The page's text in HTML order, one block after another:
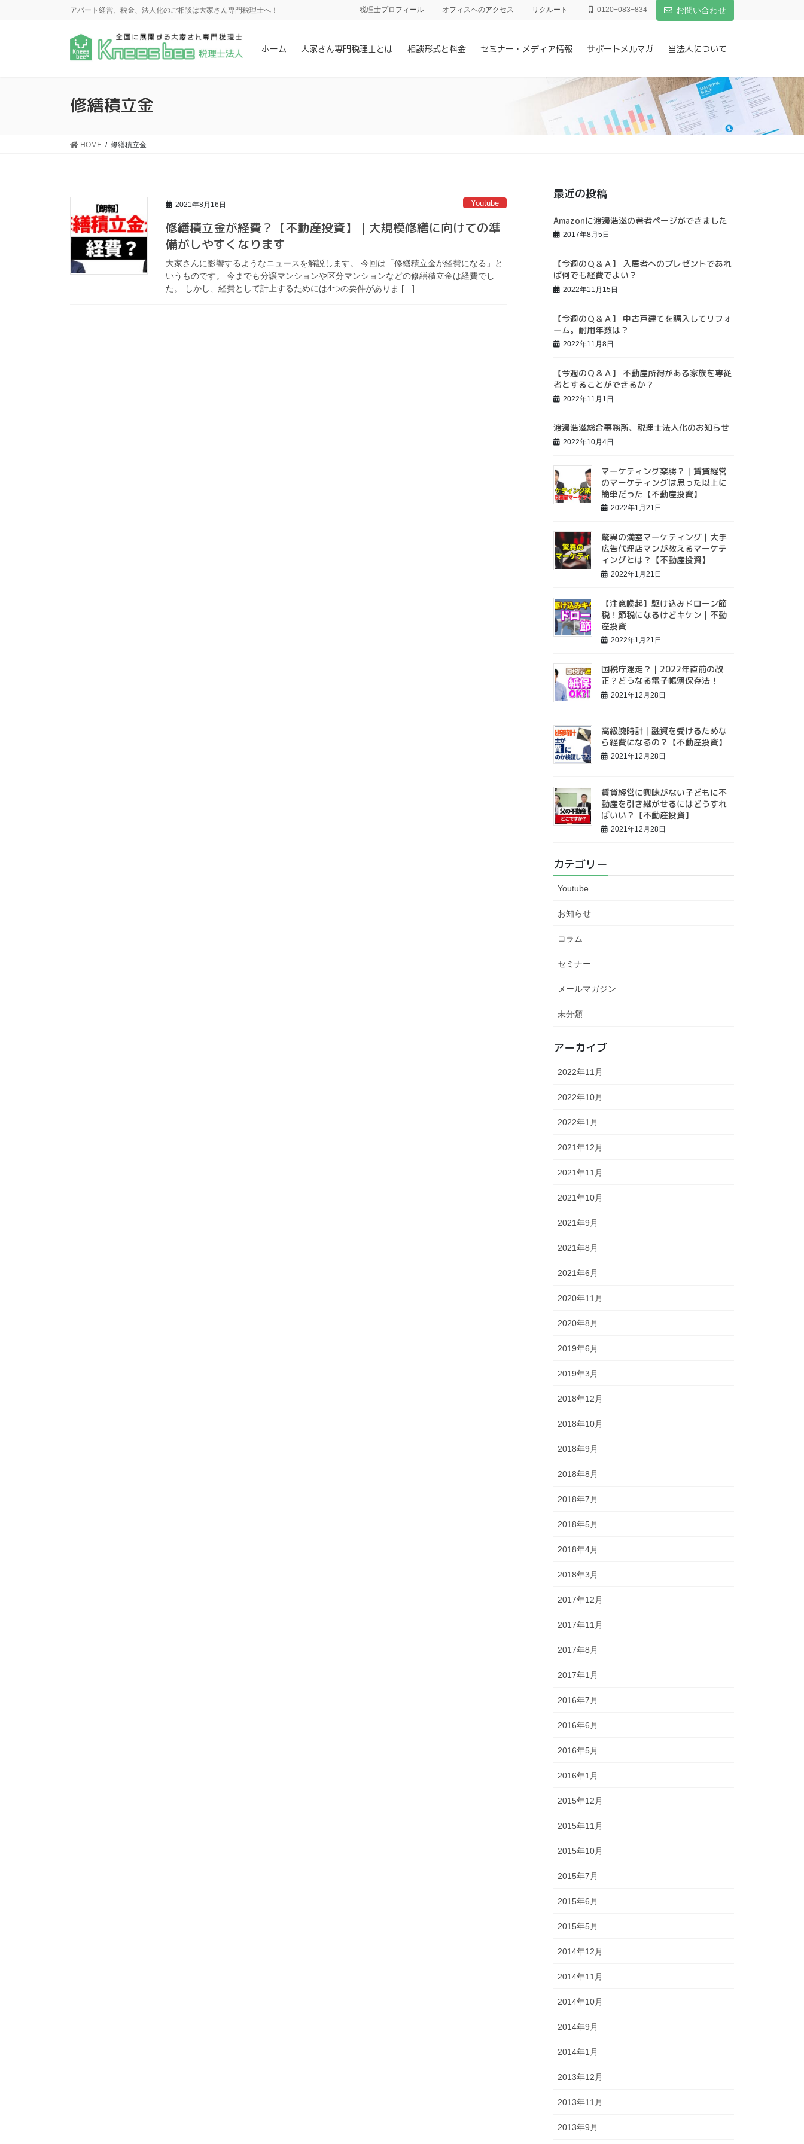
アパート経営、税金、法人化のご相談は大家さん専門税理士へ！ 税理士プロフィール オフィスへのアクセス リクルート 0120−083−834 お問い合わせ
ホーム 大家さん専門税理士とは 相談形式と料金 セミナー・メディア情報 サポートメルマガ 当法人について
修繕積立金
HOME 修繕積立金
2021年8月16日 Youtube
修繕積立金が経費？【不動産投資】｜大規模修繕に向けての準
備がしやすくなります
大家さんに影響するようなニュースを解説します。 今回は「修繕積立金が経費になる」と
いうものです。 今までも分譲マンションや区分マンションなどの修繕積立金は経費でし
た。 しかし、経費として計上するためには4つの要件がありま […]
最近の投稿
Amazonに渡邊浩滋の著者ページができました
2017年8月5日
【今週のＱ＆Ａ】 入居者へのプレゼントであれ
ば何でも経費でよい？
2022年11月15日
【今週のＱ＆Ａ】 中古戸建てを購入してリフォ
ーム。耐用年数は？
2022年11月8日
【今週のＱ＆Ａ】 不動産所得がある家族を専従
者とすることができるか？
2022年11月1日
渡邊浩滋総合事務所、税理士法人化のお知らせ
2022年10月4日
マーケティング楽勝？｜賃貸経営
のマーケティングは思った以上に
簡単だった【不動産投資】
2022年1月21日
驚異の満室マーケティング｜大手
広告代理店マンが教えるマーケテ
ィングとは？【不動産投資】
2022年1月21日
【注意喚起】駆け込みドローン節
税！節税になるけどキケン｜不動
産投資
2022年1月21日
国税庁迷走？｜2022年直前の改
正？どうなる電子帳簿保存法！
2021年12月28日
高級腕時計｜融資を受けるためな
ら経費になるの？【不動産投資】
2021年12月28日
賃貸経営に興味がない子どもに不
動産を引き継がせるにはどうすれ
ばいい？【不動産投資】
2021年12月28日
カテゴリー
Youtube
お知らせ
コラム
セミナー
メールマガジン
未分類
アーカイブ
2022年11月
2022年10月
2022年1月
2021年12月
2021年11月
2021年10月
2021年9月
2021年8月
2021年6月
2020年11月
2020年8月
2019年6月
2019年3月
2018年12月
2018年10月
2018年9月
2018年8月
2018年7月
2018年5月
2018年4月
2018年3月
2017年12月
2017年11月
2017年8月
2017年1月
2016年7月
2016年6月
2016年5月
2016年1月
2015年12月
2015年11月
2015年10月
2015年7月
2015年6月
2015年5月
2014年12月
2014年11月
2014年10月
2014年9月
2014年1月
2013年12月
2013年11月
2013年9月